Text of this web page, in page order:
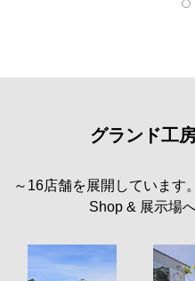
グランド工
～16店舗を展開しています
Shop & 展示場